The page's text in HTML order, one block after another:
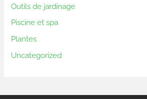
Outils de jardinage
Piscine et spa
Plantes
Uncategorized